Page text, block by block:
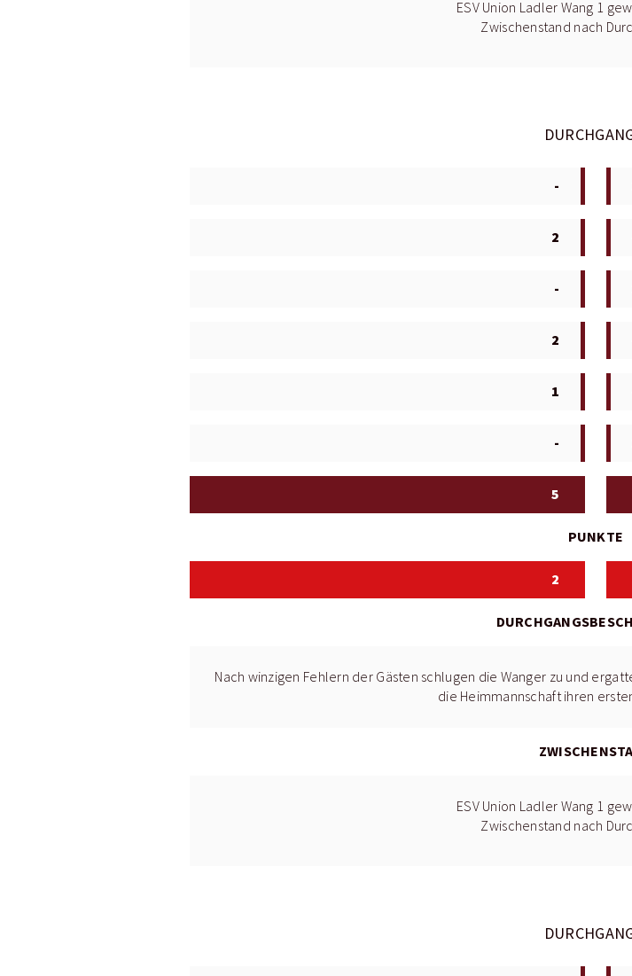
ESV Union Ladler Wang 1
Zwischenstand nach
-
2
-
2
1
-
5
PUNKTE
2
Nach winzigen Fehlern der Gästen schlugen die Wanger zu und
die Heimmannschaft ihren
ESV Union Ladler Wang 1
Zwischenstand nach